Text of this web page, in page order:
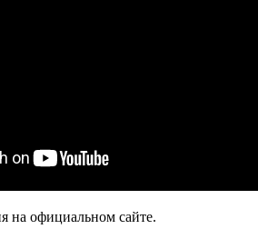
на официальном сайте.